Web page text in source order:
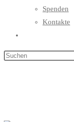
Spenden
Kontakte
umschalten